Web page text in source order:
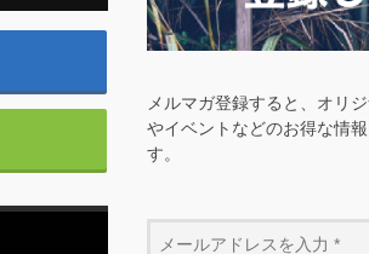
メルマガ登録すると、オリ
やイベントなどのお得な情
す。